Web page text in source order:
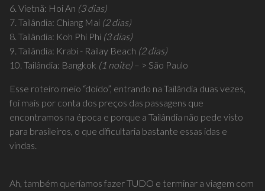
6. Vietnã: Hoi An (3 dias)
7. Tailândia: Chiang Mai (2 dias)
8. Tailândia: Koh Phi Phi (3 dias)
9. Tailândia: Krabi - Railay Beach (2 dias)
10. Tailândia: Bangkok (1 noite) – > São Paulo
Esse roteiro meio “doido”, entrando na Tailândia duas vezes,
foi mais por conta dos preços das passagens que
encontramos na época e porque a Tailândia não pede visto
para brasileiros, o que dificultaria bastante essas idas e
vindas.
Ah, também queríamos fazer TUDO e terminar a viagem com